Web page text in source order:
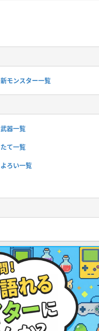
新モンスター一覧
武器一覧
たて一覧
よろい一覧